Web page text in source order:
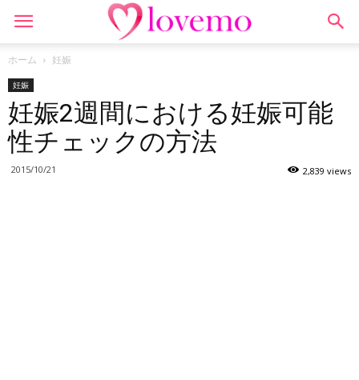
ホーム 妊娠
妊娠
妊娠2週間における妊娠可能
性チェックの方法
2015/10/21 2,839 views